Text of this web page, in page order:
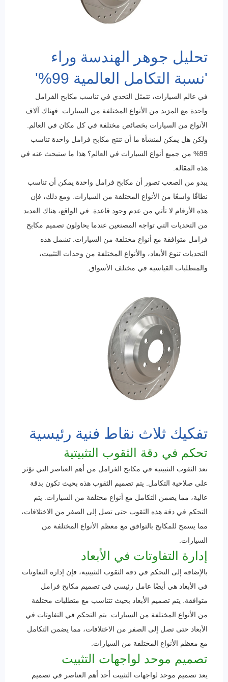
تحليل جوهر الهندسة وراء
'نسبة التكامل العالمية 99%'
في عالم السيارات، تتمثل التحدي في تناسب مكابح الفرامل
واحدة مع المزيد من الأنواع المختلفة من السيارات. فهناك آلاف
الأنواع من السيارات بخصائص مختلفة في كل مكان في العالم.
ولكن هل يمكن لمنشأة ما أن تنتج مكابح فرامل واحدة تناسب
99% من جميع أنواع السيارات في العالم؟ هذا ما سنبحث عنه في
هذه المقالة.
يبدو من الصعب تصور أن مكابح فرامل واحدة يمكن أن تناسب
نطاقًا واسعًا من الأنواع المختلفة من السيارات. ومع ذلك، فإن
هذه الأرقام لا تأتي من عدم وجود قاعدة. في الواقع، هناك العديد
من التحديات التي تواجه المصنعين عندما يحاولون تصميم مكابح
فرامل متوافقة مع أنواع مختلفة من السيارات. تشمل هذه
التحديات تنوع الأبعاد، والأنواع المختلفة من وحدات التثبيت،
والمتطلبات القياسية في مختلف الأسواق.
تفكيك ثلاث نقاط فنية رئيسية
تحكم في دقة الثقوب التثبيتية
تعد الثقوب التثبيتية في مكابح الفرامل من أهم العناصر التي تؤثر
على صلاحية التكامل. يتم تصميم الثقوب هذه بحيث تكون بدقة
عالية، مما يضمن التكامل مع أنواع مختلفة من السيارات. يتم
التحكم في دقة هذه الثقوب حتى تصل إلى الصفر من الاختلافات،
مما يسمح للمكابح بالتوافق مع معظم الأنواع المختلفة من
السيارات.
إدارة التفاوتات في الأبعاد
بالإضافة إلى التحكم في دقة الثقوب التثبيتية، فإن إدارة التفاوتات
في الأبعاد هي أيضًا عامل رئيسي في تصميم مكابح فرامل
متوافقة. يتم تصميم الأبعاد بحيث تتناسب مع متطلبات مختلفة
من الأنواع المختلفة من السيارات. يتم التحكم في التفاوتات في
الأبعاد حتى تصل إلى الصفر من الاختلافات، مما يضمن التكامل
مع معظم الأنواع المختلفة من السيارات.
تصميم موحد لواجهات التثبيت
يعد تصميم موحد لواجهات التثبيت أحد أهم العناصر في تصميم